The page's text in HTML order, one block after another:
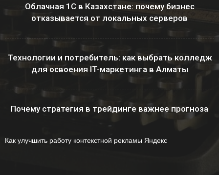
Облачная 1С в Казахстане: почему бизнес
отказывается от локальных серверов
Технологии и потребитель: как выбрать колледж
для освоения IT-маркетинга в Алматы
Почему стратегия в трейдинге важнее прогноза
Как улучшить работу контекстной рекламы Яндекс